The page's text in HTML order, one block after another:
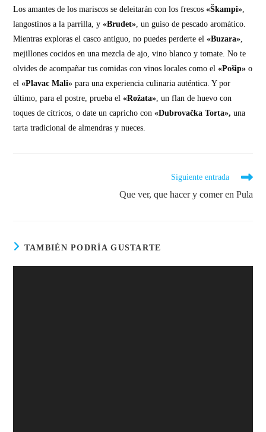
Los amantes de los mariscos se deleitarán con los frescos«Škampi»,
langostinos a la parrilla, y«Brudet», un guiso de pescado aromático.
Mientras exploras el casco antiguo, no puedes perderte el«Buzara»,
mejillones cocidos en una mezcla de ajo, vino blanco y tomate. No te
olvides de acompañar tus comidas con vinos locales como el «Pošip» o
el«Plavac Mali» para una experiencia culinaria auténtica. Y por
último, para el postre, prueba el«Rožata», un flan de huevo con
toques de cítricos, o date un capricho con«Dubrovačka Torta»,una
tarta tradicional de almendras y nueces.
Siguiente entrada
Que ver, que hacer y comer en Pula
TAMBIÉN PODRÍA GUSTARTE